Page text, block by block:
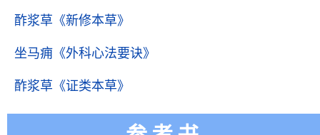
酢浆草 《新修本草》
坐马痈 《外科心法要诀》
酢浆草 《证类本草》